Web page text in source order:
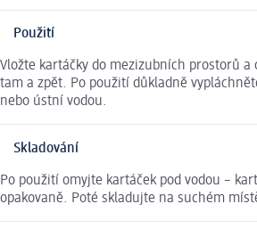
Použití
Vložte kartáčky do mezizubních prostorů
tam a zpět. Po použití důkladně
nebo ústní vodou.
Skladování
Po použití omyjte kartáček pod vodou –
opakovaně. Poté skladujte na suchém